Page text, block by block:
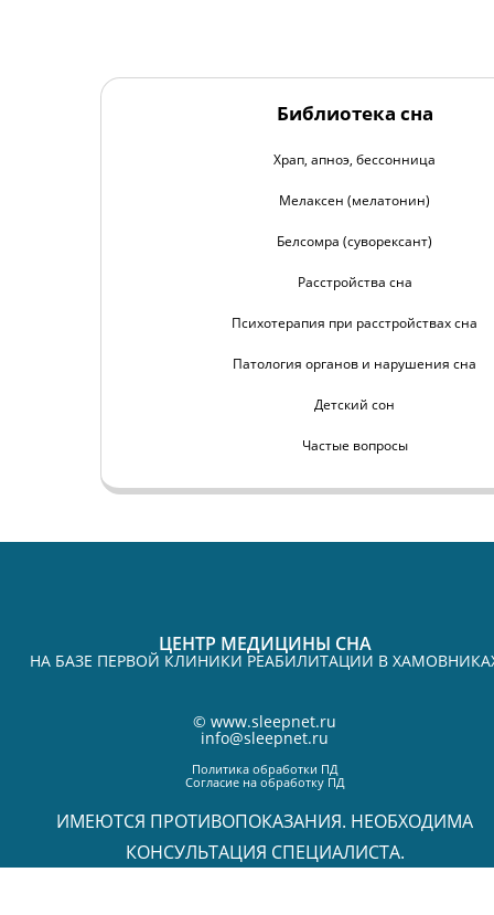
Библиотека сна
Храп, апноэ, бессонница
Мелаксен (мелатонин)
Белсомра (суворексант)
Расстройства сна
Психотерапия при расстройствах сна
Патология органов и нарушения сна
Детский сон
Частые вопросы
ЦЕНТР МЕДИЦИНЫ СНА
НА БАЗЕ ПЕРВОЙ КЛИНИКИ РЕАБИЛИТАЦИИ В
© www.sleepnet.ru
info@sleepnet.ru
Политика обработки ПД
Согласие на обработку ПД
ИМЕЮТСЯ ПРОТИВОПОКАЗАНИЯ. НЕОБХОДИМА
КОНСУЛЬТАЦИЯ СПЕЦИАЛИСТА.